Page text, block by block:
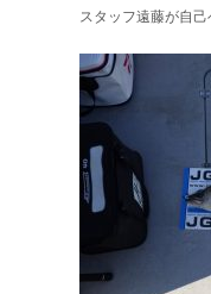
スタッフ遠藤が自